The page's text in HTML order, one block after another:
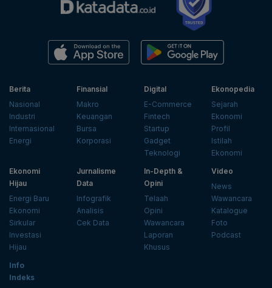
Berita
Nasional
Industri
Internasional
Energi
Finansial
Makro
Keuangan
Bursa
Korporasi
Digital
E-Commerce
Fintech
Startup
Gadget
Teknologi
Ekonopedia
Sejarah
Ekonomi
Profil
Istilah
Ekonomi
Ekonomi
Hijau
Energi Baru
Ekonomi
Sirkular
Investasi
Hijau
Jurnalisme
Data
Infografik
Analisis
Cek Data
In-Depth &
Opini
Telaah
Opini
Wawancara
Laporan
Khusus
Video
News
Wawancara
Katalogue
Foto
Podcast
Info
Indeks